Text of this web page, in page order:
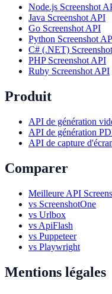
Node.js Screenshot
Java Screenshot API
Go Screenshot API
Python Screenshot
C# (.NET)
PHP Screenshot API
Ruby Screenshot API
Produit
API de génération
API de génération
API de capture
Comparer
Meilleure API
vs ScreenshotOne
vs Urlbox
vs ApiFlash
vs Puppeteer
vs Playwright
Mentions légales